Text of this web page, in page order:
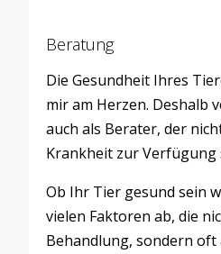
Beratung
Die Gesundheit Ihres
mir am Herzen. Deshalb
auch als Berater, der
Krankheit zur Verfügung
Ob Ihr Tier gesund sein
vielen Faktoren ab, die
Behandlung, sondern oft